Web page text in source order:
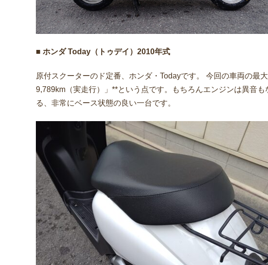
■ ホンダ Today（トゥデイ）2010年式
原付スクーターのド定番、ホンダ・Todayです。 今回の車両の最
9,789km（実走行）」**という点です。もちろんエンジンは異音
る、非常にベース状態の良い一台です。